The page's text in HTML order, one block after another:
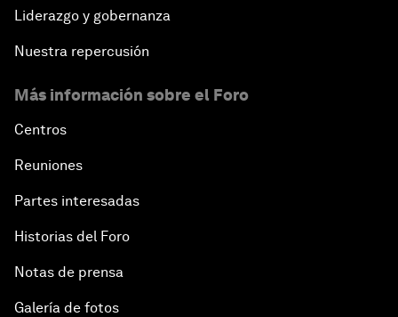
Liderazgo y gobernanza
Nuestra repercusión
Más información sobre el Foro
Centros
Reuniones
Partes interesadas
Historias del Foro
Notas de prensa
Galería de fotos